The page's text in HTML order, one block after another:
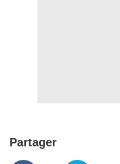
Partager